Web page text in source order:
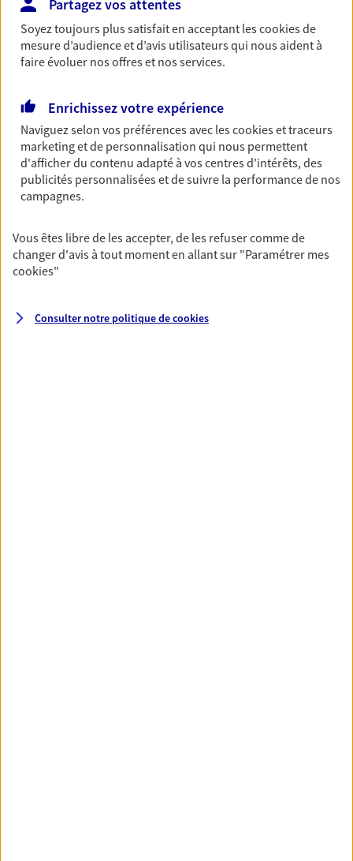
Eirl Vignault Sophie
France
2 Av Du Chateau, 60360 Crevecoeur Le Grand
Agence accessible
Horaires : Fermé
Ouvre demain à 09:00
Partagez vos attentes
Soyez toujours plus satisfait en acceptant lescookiesde
mesure d’audience et d’avis utilisateurs qui nous aident à
faire évoluer nos offres et nos services.
Enrichissez votre expérience
Naviguez selon vos préférences avec lescookies et traceurs
marketing et de personnalisation qui nous permettent
d'afficher du contenu adapté à vos centres d'intérêts, des
publicités personnalisées et de suivre la performance de nos
campagnes.
Vous êtes libre de les accepter, de les refuser comme de
changer d'avis à tout moment en allant sur "Paramétrer mes
cookies"
Consulter notre politique decookies